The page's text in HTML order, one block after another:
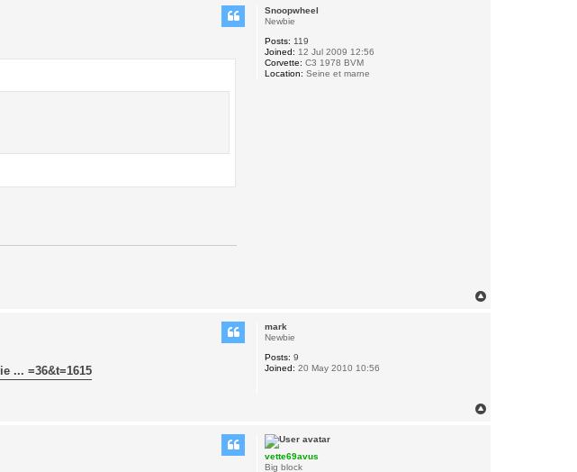
Snoopwheel
Newbie
Posts: 119
Joined: 12 Jul 2009 12:56
Corvette: C3 1978 BVM
Location: Seine et marne
mark
Newbie
Posts: 9
Joined: 20 May 2010 10:56
... =36&t=1615
vette69avus
Big block